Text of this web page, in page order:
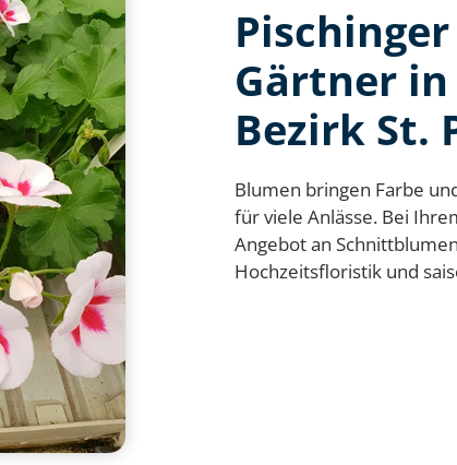
Gärtner
Bezirk St.
Blumen bringen Farbe
für viele Anlässe. Bei
Angebot an
Hochzeitsfloristik und